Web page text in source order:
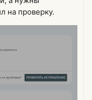
на проверку.